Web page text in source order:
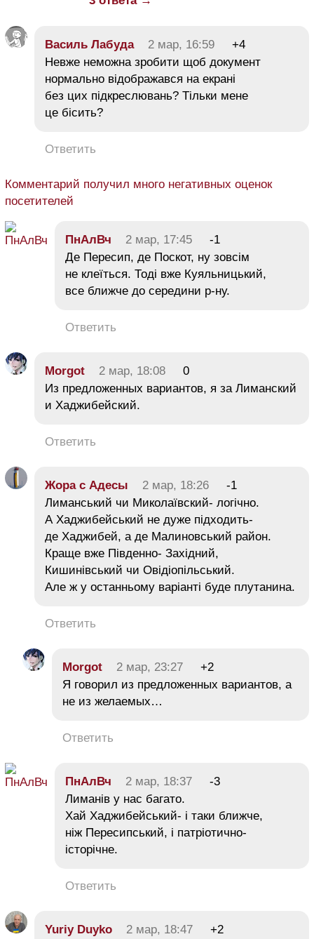
Василь Лабуда 2 мар, 16:59
+4
Невже неможна зробити щоб документ
нормально відображався на екрані
без цих підкреслювань? Тільки мене
це бісить?
Ответить
Комментарий получил много негативных оценок
посетителей
ПнАлВч 2 мар, 17:45
-1
Де Пересип, де Поскот, ну зовсім
не клеїться. Тоді вже Куяльницький,
все ближче до середини р-ну.
Ответить
Morgot 2 мар, 18:08
0
Из предложенных вариантов, я за Лиманский
и Хаджибейский.
Ответить
Жора с Адесы 2 мар, 18:26
-1
Лиманський чи Миколаївский- логічно.
А Хаджибейський не дуже підходить-
де Хаджибей, а де Малиновський район.
Краще вже Південно- Західний,
Кишинівський чи Овідіопільський.
Але ж у останньому варіанті буде плутанина.
Ответить
Morgot 2 мар, 23:27
+2
Я говорил из предложенных вариантов, а
не из желаемых…
Ответить
ПнАлВч 2 мар, 18:37
-3
Лиманів у нас багато.
Хай Хаджибейський- і таки ближче,
ніж Пересипський, і патріотично-
історічне.
Ответить
Yuriy Duyko 2 мар, 18:47
+2